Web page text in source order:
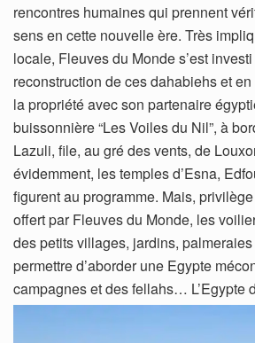
rencontres humaines qui prennent
sens en cette nouvelle ère. Très
locale, Fleuves du Monde s’est
reconstruction de ces dahabiehs et
la propriété avec son partenaire
buissonnière “Les Voiles du Nil”, à
Lazuli, file, au gré des vents, de
évidemment, les temples d’Esna,
figurent au programme. Mais,
offert par Fleuves du Monde, les
des petits villages, jardins,
permettre d’aborder une Egypte
campagnes et des fellahs… L’Egypte